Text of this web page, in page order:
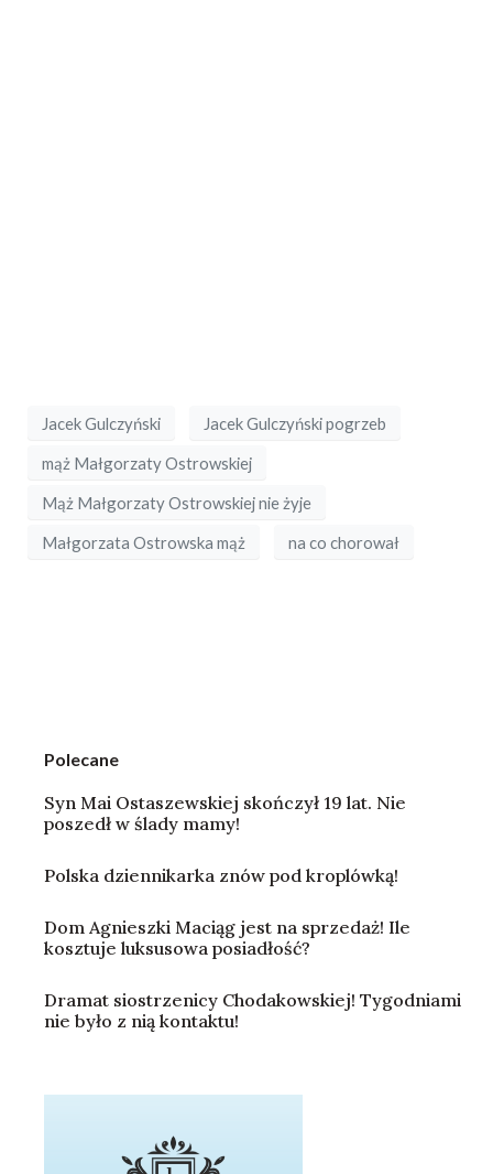
Jacek Gulczyński Jacek Gulczyński pogrzeb
mąż Małgorzaty Ostrowskiej
Mąż Małgorzaty Ostrowskiej nie żyje
Małgorzata Ostrowska mąż na co chorował
Polecane
Syn Mai Ostaszewskiej skończył 19 lat. Nie
poszedł w ślady mamy!
Polska dziennikarka znów pod kroplówką!
Dom Agnieszki Maciąg jest na sprzedaż! Ile
kosztuje luksusowa posiadłość?
Dramat siostrzenicy Chodakowskiej! Tygodniami
nie było z nią kontaktu!